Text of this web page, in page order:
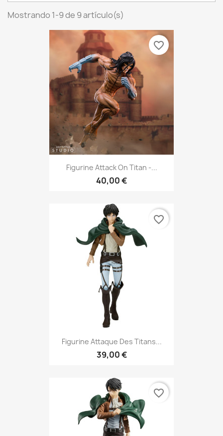
Mostrando 1-9 de 9 artículo(s)
Figurine Attack On Titan -...
40,00 €
favorite_border
Figurine Attaque Des Titans...
39,00 €
favorite_border
favorite_border